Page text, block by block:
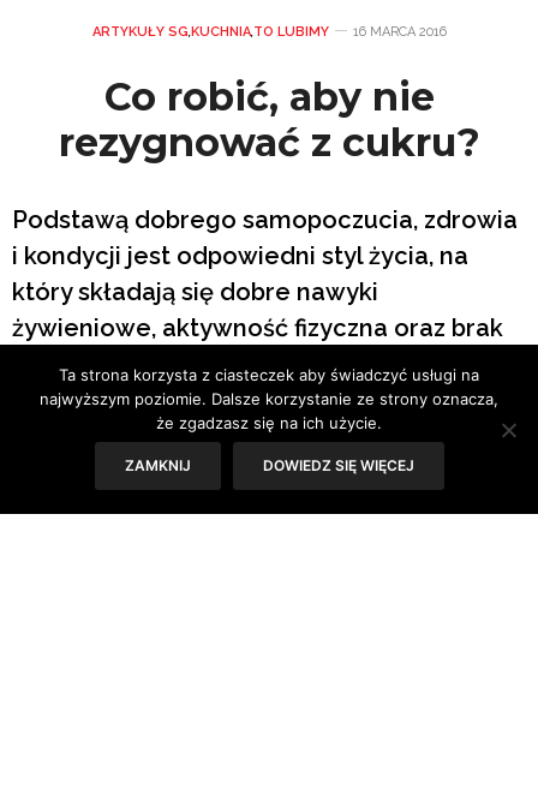
ARTYKUŁY SG,KUCHNIA,TO LUBIMY 16 MARCA 2016
Co robić, aby nie
rezygnować z cukru?
Podstawą dobrego samopoczucia, zdrowia
i kondycji jest odpowiedni styl życia, na
który składają się dobre nawyki
żywieniowe, aktywność fizyczna oraz brak
używek, a szczególnie papierosów i
nadużywania alkoholu.
Ta strona korzysta z ciasteczek aby świadczyć usługi na
najwyższym poziomie. Dalsze korzystanie ze strony oznacza,
że zgadzasz się na ich użycie.
ZAMKNIJ DOWIEDZ SIĘ WIĘCEJ